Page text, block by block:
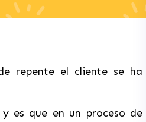
repente el cliente se ha
es que en un proceso de